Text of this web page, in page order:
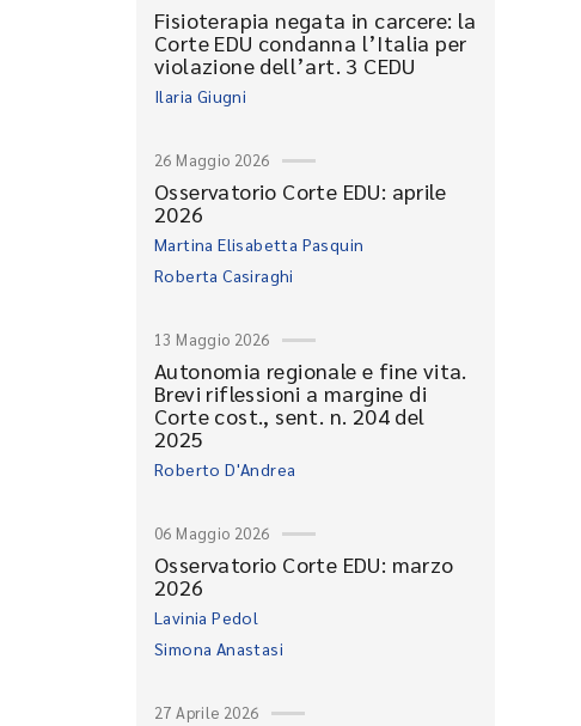
Fisioterapia negata in carcere: la
Corte EDU condanna l’Italia per
violazione dell’art. 3 CEDU
Ilaria Giugni
26 Maggio 2026
Osservatorio Corte EDU: aprile
2026
Martina Elisabetta Pasquin
Roberta Casiraghi
13 Maggio 2026
Autonomia regionale e fine vita.
Brevi riflessioni a margine di
Corte cost., sent. n. 204 del
2025
Roberto D'Andrea
06 Maggio 2026
Osservatorio Corte EDU: marzo
2026
Lavinia Pedol
Simona Anastasi
27 Aprile 2026